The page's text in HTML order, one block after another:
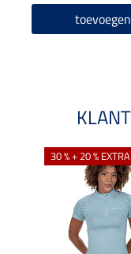
toevoegen
30 % + 20 % EXTRA